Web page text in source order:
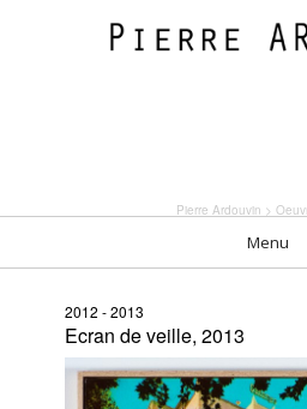
Pierre Ardouvin >
Menu
2012 - 2013
Ecran de veille, 2013